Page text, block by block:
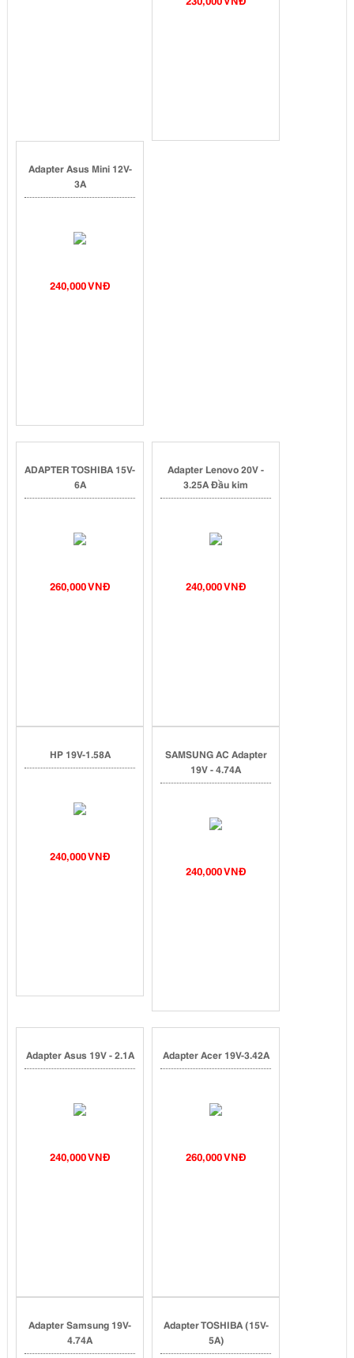
Adapter Asus Mini 12V-
3A
240,000 VNĐ
ADAPTER TOSHIBA 15V-
6A
260,000 VNĐ
Adapter Lenovo 20V -
3.25A Đầu kim
240,000 VNĐ
HP 19V-1.58A
240,000 VNĐ
SAMSUNG AC Adapter
19V - 4.74A
240,000 VNĐ
Adapter Asus 19V - 2.1A
240,000 VNĐ
Adapter Acer 19V-3.42A
260,000 VNĐ
Adapter Samsung 19V-
4.74A
Adapter TOSHIBA (15V-
5A)